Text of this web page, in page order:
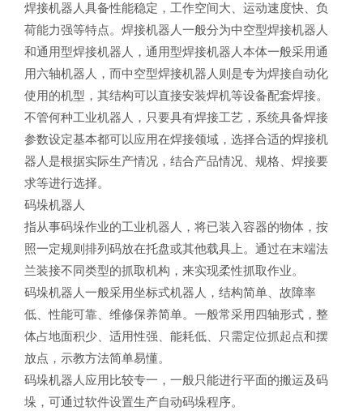
焊接机器人具备性能稳定，工作空间大、运动速度快、负
荷能力强等特点。焊接机器人一般分为中空型焊接机器人
和通用型焊接机器人，通用型焊接机器人本体一般采用通
用六轴机器人，而中空型焊接机器人则是专为焊接自动化
使用的机型，其结构可以直接安装焊机等设备配套焊接。
不管何种工业机器人，只要具有焊接工艺，系统具备焊接
参数设定基本都可以应用在焊接领域，选择合适的焊接机
器人是根据实际生产情况，结合产品情况、规格、焊接要
求等进行选择。
码垛机器人
指从事码垛作业的工业机器人，将已装入容器的物体，按
照一定规则排列码放在托盘或其他载具上。通过在末端法
兰装接不同类型的抓取机构，来实现柔性抓取作业。
码垛机器人一般采用坐标式机器人，结构简单、故障率
低、性能可靠、维修保养简单。一般常采用四轴形式，整
体占地面积少、适用性强、能耗低、只需定位抓起点和摆
放点，示教方法简单易懂。
码垛机器人应用比较专一，一般只能进行平面的搬运及码
垛，可通过软件设置生产自动码垛程序。